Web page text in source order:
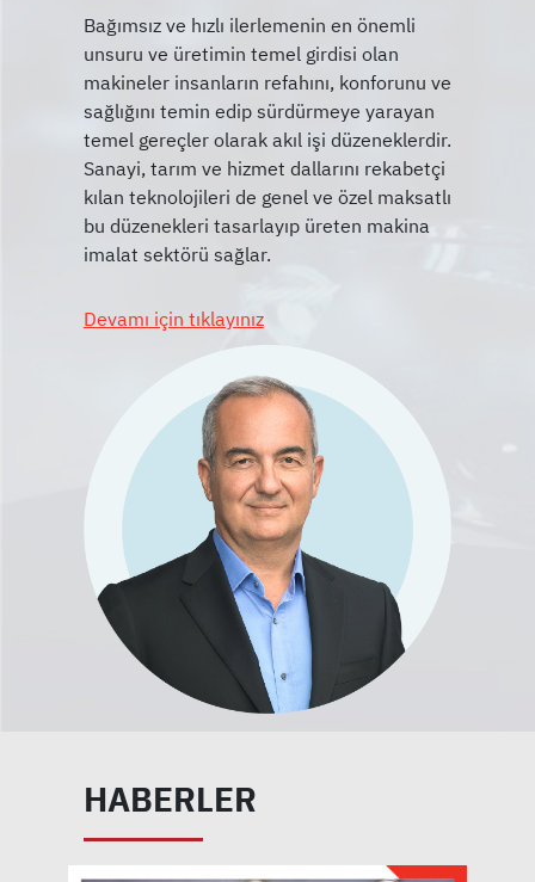
Bağımsız ve hızlı ilerlemenin en önemli
unsuru ve üretimin temel girdisi olan
makineler insanların refahını, konforunu ve
sağlığını temin edip sürdürmeye yarayan
temel gereçler olarak akıl işi düzeneklerdir.
Sanayi, tarım ve hizmet dallarını rekabetçi
kılan teknolojileri de genel ve özel maksatlı
bu düzenekleri tasarlayıp üreten makina
Devamı için tıklayınız
HABERLER